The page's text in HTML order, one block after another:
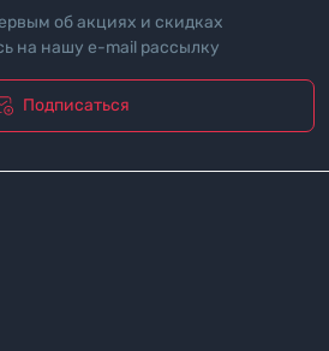
об акциях и скидках
на нашу e-mail рассылку
Подписаться